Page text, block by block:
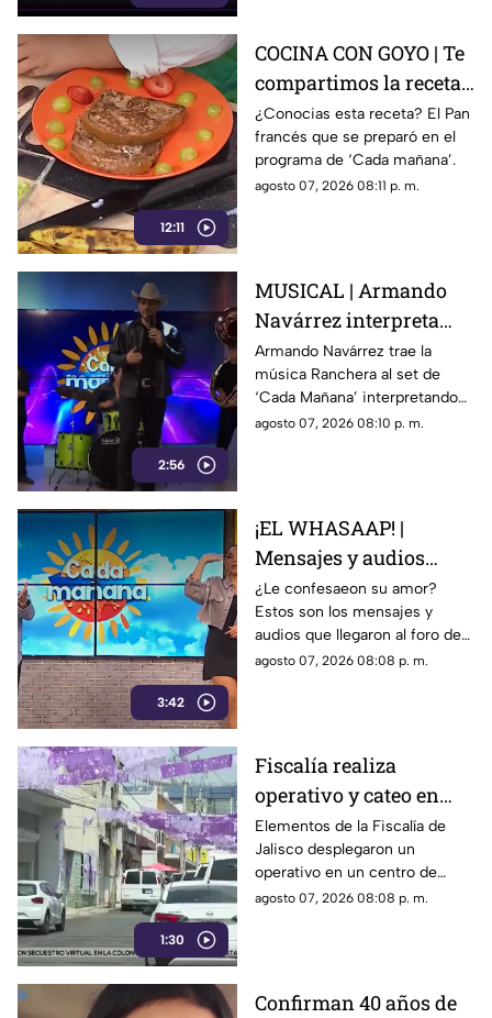
12:11
COCINA CON GOYO | Te
compartimos la receta
de un delicioso pan
francés
¿Conocias esta receta? El Pan
francés que se preparó en el
programa de ‘Cada mañana’.
agosto 07, 2026 08:11 p. m.
2:56
MUSICAL | Armando
Navárrez interpreta
'Corazón en modo
Avión' EN VIVO
Armando Navárrez trae la
música Ranchera al set de
‘Cada Mañana’ interpretando
su canción ‘Corazón en modo
agosto 07, 2026 08:10 p. m.
3:42
¡EL WHASAAP! |
Mensajes y audios
llegaron al foro de
'Cada mañana'; parte 1
¿Le confesaeon su amor?
Estos son los mensajes y
audios que llegaron al foro de
‘Cada mañana’ estuvieron
agosto 07, 2026 08:08 p. m.
1:30
Fiscalía realiza
operativo y cateo en
anexo de la colonia
Olímpica en
Guadalajara
Elementos de la Fiscalía de
Jalisco desplegaron un
operativo en un centro de
rehabilitación de la colonia
agosto 07, 2026 08:08 p. m.
Confirman 40 años de